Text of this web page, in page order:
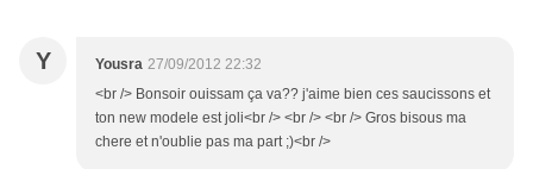
Y Yousra 27/09/2012 22:32
<br /> Bonsoir ouissam ça va?? j'aime bien ces saucissons et
ton new modele est joli<br /> <br /> <br /> Gros bisous ma
chere et n'oublie pas ma part ;)<br />